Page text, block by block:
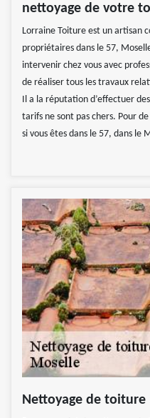
nettoyage de votre
Lorraine Toiture est un artisan
propriétaires dans le 57,
intervenir chez vous avec
de réaliser tous les travaux
Il a la réputation d’effectuer
tarifs ne sont pas chers. Pour
si vous êtes dans le 57, dans le
Nettoyage de